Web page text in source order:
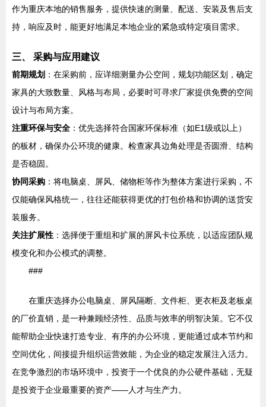
作为重庆本地的销售服务，提供快速的测量、配送、安装及售后支
持，响应及时，能更好地满足本地企业的紧急或特定项目需求。
三、 采购与应用建议
前期规划 ：在采购前，应详细测量办公空间，规划功能区划，确定
家具的大致数量、风格与布局，必要时可寻求厂家提供免费的空间
设计与布局方案。
注重环保与安全 ：优先选择符合国家环保标准（如E1级或以上）
的板材，确保办公环境的健康。检查家具边角处理是否圆滑、结构
是否稳固。
协同采购 ：将电脑桌、屏风、储物柜等作为整体方案进行采购，不
仅能确保风格统一，往往还能获得更优的打包价格和协调的送货安
装服务。
关注扩展性 ：选择便于重组和扩展的屏风卡位系统，以适应团队规
模变化和办公模式的调整。
###
在重庆选择办公电脑桌、屏风隔断、文件柜、更衣柜及老板桌
的厂价直销，是一种兼顾经济性、品质与效率的明智决策。它不仅
能帮助企业快速打造专业、有序的办公环境，更能通过成本节约和
空间优化，间接提升组织运营效能，为企业的稳定发展注入活力。
在竞争激烈的市场环境中，投资于一个优良的办公硬件基础，无疑
是投资于企业最重要的资产——人才与生产力。